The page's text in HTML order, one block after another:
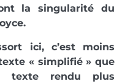
la singularité du
ici, c’est moins
texte « simplifié » que
texte rendu plus